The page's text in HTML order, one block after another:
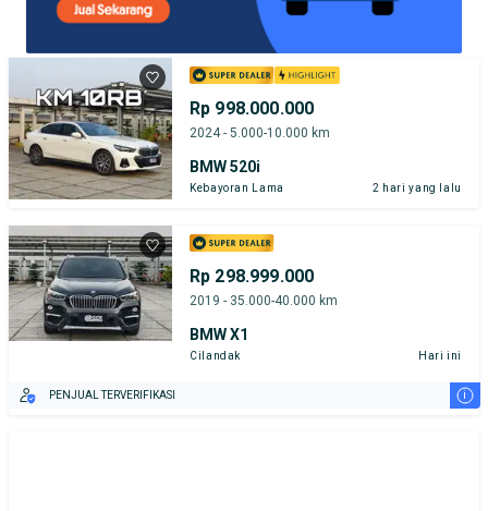
Rp 998.000.000
2024 - 5.000-10.000 km
BMW 520i
Kebayoran Lama 2 hari yang lalu
Rp 298.999.000
2019 - 35.000-40.000 km
BMW X1
Cilandak Hari ini
PENJUAL TERVERIFIKASI i